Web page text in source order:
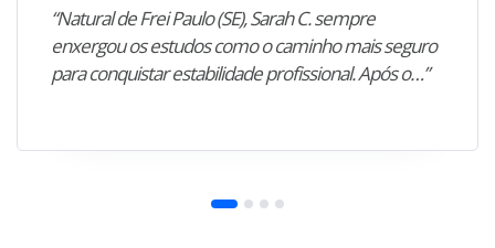
“Natural de Frei Paulo (SE), Sarah C. sempre
enxergou os estudos como o caminho mais seguro
para conquistar estabilidade profissional. Após o…”